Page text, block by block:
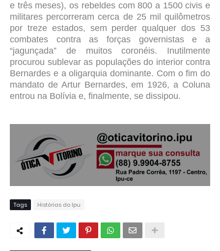
e três meses), os rebeldes com 800 a 1500 civis e
militares percorreram cerca de 25 mil quilômetros
por treze estados, sem perder qualquer dos 53
combates contra as forças governistas e a
“jagunçada” de muitos coronéis. Inutilmente
procurou sublevar as populações do interior contra
Bernardes e a oligarquia dominante. Com o fim do
mandato de Artur Bernardes, em 1926, a Coluna
entrou na Bolívia e, finalmente, se dissipou.
Tags Histórias do Ipu